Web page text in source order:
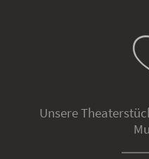
Unsere